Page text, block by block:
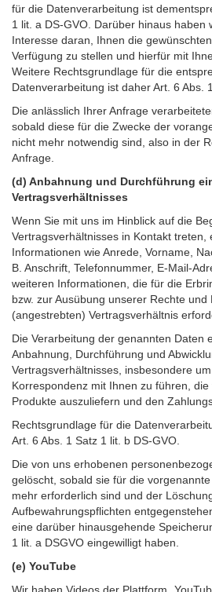
für die Datenverarbeitung ist
1 lit. a DS-GVO. Darüber hinaus haben
Interesse daran, Ihnen die
Verfügung zu stellen und hierfür mit
Weitere Rechtsgrundlage für die
Datenverarbeitung ist daher Art. 6 Abs.
Die anlässlich Ihrer Anfrage
sobald diese für die Zwecke der
nicht mehr notwendig sind, also in der
Anfrage.
(d) Anbahnung und Durchführung
Vertragsverhältnisses
Wenn Sie mit uns im Hinblick auf die
Vertragsverhältnisses in Kontakt treten,
Informationen wie Anrede, Vorname,
B. Anschrift, Telefonnummer, E-Mail-
weiteren Informationen, die für die
bzw. zur Ausübung unserer Rechte und
(angestrebten) Vertragsverhältnis
Die Verarbeitung der genannten Daten
Anbahnung, Durchführung und
Vertragsverhältnisses, insbesondere
Korrespondenz mit Ihnen zu führen,
Produkte auszuliefern und den
Rechtsgrundlage für die
Art. 6 Abs. 1 Satz 1 lit. b DS-GVO.
Die von uns erhobenen
gelöscht, sobald sie für die
mehr erforderlich sind und der
Aufbewahrungspflichten
eine darüber hinausgehende
1 lit. a DSGVO eingewilligt haben.
(e) YouTube